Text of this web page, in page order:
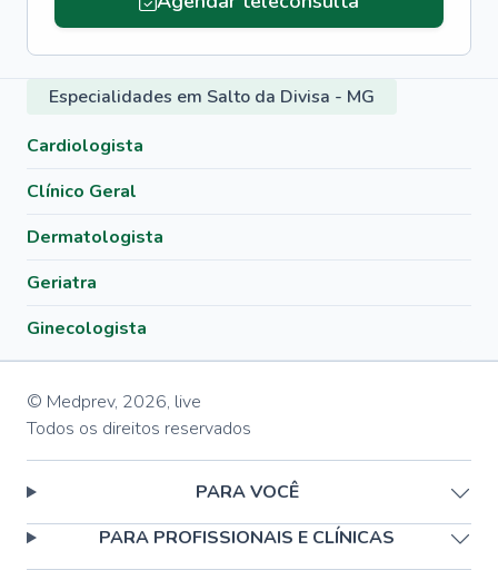
Especialidades em Salto da Divisa - MG
Cardiologista
Clínico Geral
Dermatologista
Geriatra
Ginecologista
© Medprev, 2026, live
Todos os direitos reservados
PARA VOCÊ
PARA PROFISSIONAIS E CLÍNICAS